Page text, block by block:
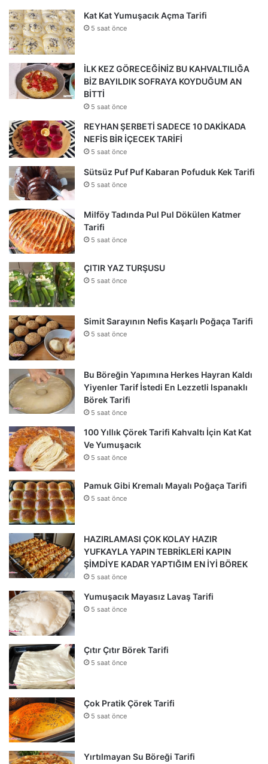
Kat Kat Yumuşacık Açma Tarifi
5 saat önce
İLK KEZ GÖRECEĞİNİZ BU KAHVALTILIĞA
BİZ BAYILDIK SOFRAYA KOYDUĞUM AN
BİTTİ
5 saat önce
REYHAN ŞERBETİ SADECE 10 DAKİKADA
NEFİS BİR İÇECEK TARİFİ
5 saat önce
Sütsüz Puf Puf Kabaran Pofuduk Kek Tarifi
5 saat önce
Milföy Tadında Pul Pul Dökülen Katmer
Tarifi
5 saat önce
ÇITIR YAZ TURŞUSU
5 saat önce
Simit Sarayının Nefis Kaşarlı Poğaça Tarifi
5 saat önce
Bu Böreğin Yapımına Herkes Hayran Kaldı
Yiyenler Tarif İstedi En Lezzetli Ispanaklı
Börek Tarifi
5 saat önce
100 Yıllık Çörek Tarifi Kahvaltı İçin Kat Kat
Ve Yumuşacık
5 saat önce
Pamuk Gibi Kremalı Mayalı Poğaça Tarifi
5 saat önce
HAZIRLAMASI ÇOK KOLAY HAZIR
YUFKAYLA YAPIN TEBRİKLERİ KAPIN
ŞİMDİYE KADAR YAPTIĞIM EN İYİ BÖREK
5 saat önce
Yumuşacık Mayasız Lavaş Tarifi
5 saat önce
Çıtır Çıtır Börek Tarifi
5 saat önce
Çok Pratik Çörek Tarifi
5 saat önce
Yırtılmayan Su Böreği Tarifi